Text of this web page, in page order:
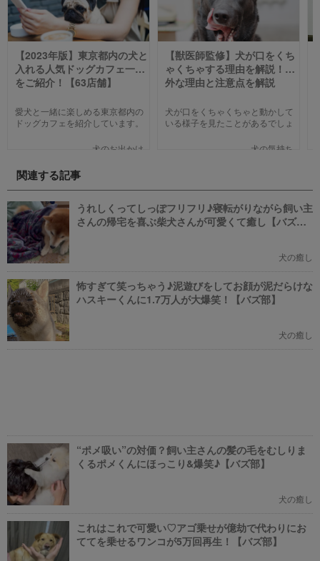
【2023年版】東京都内の犬と
入れる人気ドッグカフェ一覧
をご紹介！【63店舗】
愛犬と一緒に楽しめる東京都内の
ドッグカフェを紹介しています。
のついでに立ち寄るのにピッタリ
訪れたくなる魅力的で新しいカフ
ェで愛犬と一緒にまったり過ごし
ましょう！
犬のお出かけ
【獣医師監修】犬が口をくち
ゃくちゃする理由を解説！意
外な理由と注意点を解説
犬が口をくちゃくちゃと動かして
いる様子を見たことがあるでしょ
から気になっている飼い主さんも
犬の気持ち
関連する記事
うれしくってしっぽフリフリ♪寝転がりながら飼い主
さんの帰宅を喜ぶ柴犬さんが可愛くて癒し【バズ
犬の癒し
怖すぎて笑っちゃう♪泥遊びをしてお顔が泥だらけな
ハスキーくんに1.7万人が大爆笑！【バズ部】
犬の癒し
“ポメ吸い”の対価？飼い主さんの髪の毛をむしりま
くるポメくんにほっこり&爆笑♪【バズ部】
犬の癒し
これはこれで可愛い♡アゴ乗せが億劫で代わりにお
ててを乗せるワンコが5万回再生！【バズ部】